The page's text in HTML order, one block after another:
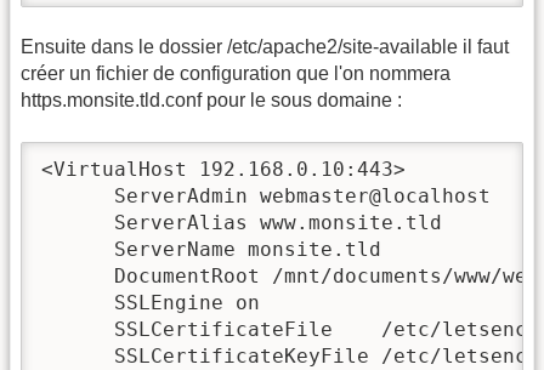
Ensuite dans le dossier /etc/apache2/site-available il faut
créer un fichier de configuration que l'on nommera
https.monsite.tld.conf pour le sous domaine :
<VirtualHost 192.168.0.10:443>
      ServerAdmin webmaster@localhost
      ServerAlias www.monsite.tld
      ServerName monsite.tld
DocumentRoot /mnt/documents/www/
      SSLEngine on
SSLCertificateFile    /etc/
SSLCertificateKeyFile /etc/